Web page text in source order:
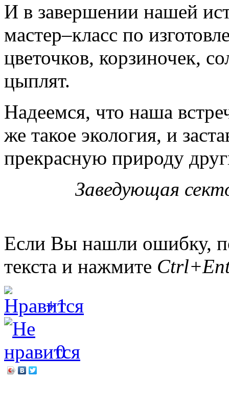
И в завершении нашей
мастер–класс по
цветочков, корзиночек,
цыплят.
Надеемся, что наша
же такое экология, и
прекрасную природу
Заведующая
Если Вы нашли ошибку,
текста и нажмите
+1
0